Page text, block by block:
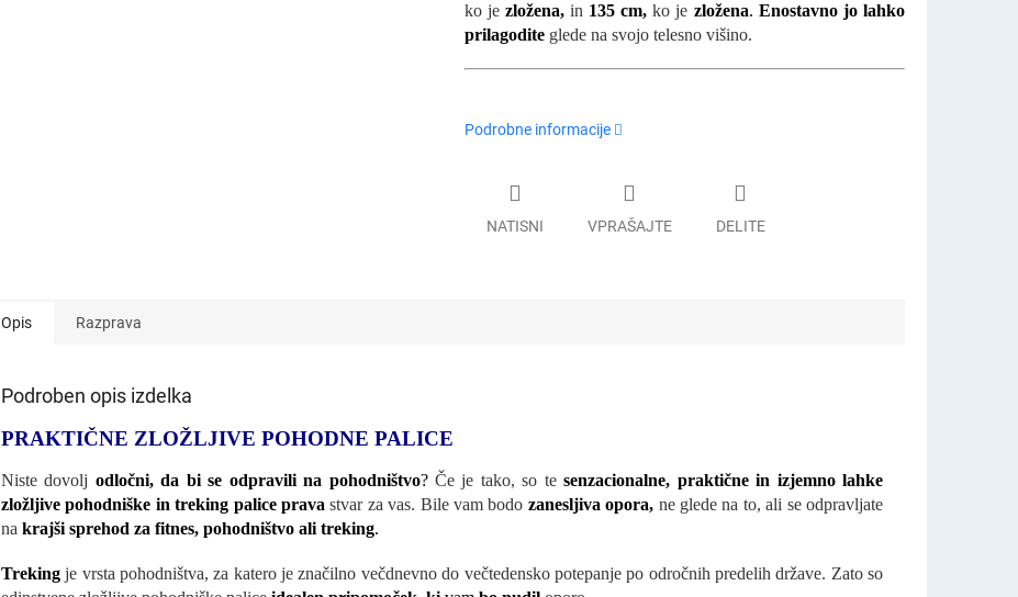
ko je zložena, in 135 cm,ko je zložena. Enostavno jo lahko
prilagodite glede na svojo telesno višino.
Podrobne informacije
NATISNI VPRAŠAJTE DELITE
Opis Razprava
Podroben opis izdelka
PRAKTIČNE ZLOŽLJIVE POHODNE PALICE
Niste dovolj odločni, da bi se odpravili na pohodništvo?Če je tako, so tesenzacionalne, praktične in izjemno lahke
zložljive pohodniške in treking palice pravastvar za vas. Bile vam bodo zanesljiva opora, ne glede na to, ali se odpravljate
na krajši sprehod za fitnes, pohodništvo ali treking.
Treking je vrsta pohodništva, za katero je značilno večdnevno do večtedensko potepanje po odročnih predelih države. Zato so